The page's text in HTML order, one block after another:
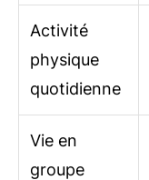
Activité
physique
quotidienne
Vie en
groupe